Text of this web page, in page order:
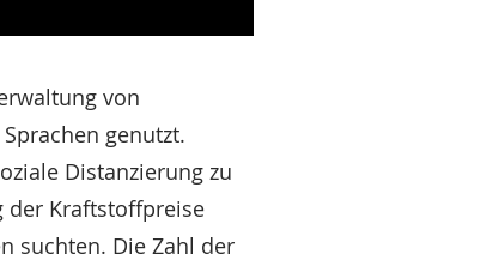
von
genutzt.
Distanzierung zu
der Kraftstoffpreise
suchten. Die Zahl der